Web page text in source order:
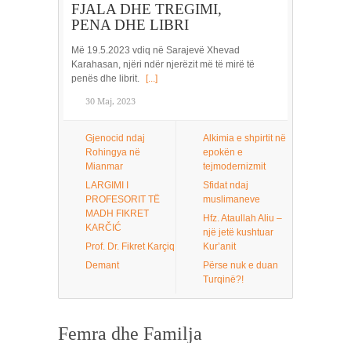
FJALA DHE TREGIMI,
PENA DHE LIBRI
Më 19.5.2023 vdiq në Sarajevë Xhevad
Karahasan, njëri ndër njerëzit më të mirë të
penës dhe librit.
[...]
30 Maj, 2023
Gjenocid ndaj
Rohingya në
Mianmar
LARGIMI I
PROFESORIT TË
MADH FIKRET
KARČIĆ
Prof. Dr. Fikret Karçiq
Demant
Alkimia e shpirtit në
epokën e
tejmodernizmit
Sfidat ndaj
muslimaneve
Hfz. Ataullah Aliu –
një jetë kushtuar
Kur’anit
Përse nuk e duan
Turqinë?!
Femra dhe Familja